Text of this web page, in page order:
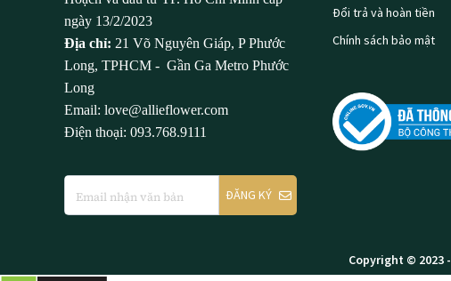
ngày 13/2/2023
Địa chỉ: 21 Võ Nguyên Giáp, P Phước
Long, TPHCM - Gần Ga Metro Phước
Long
Email: love@allieflower.com
Điện thoại: 093.768.9111
ĐĂNG KÝ
Đổi trả và hoàn tiền
Chính sách bảo mật
Copyright © 2023 -